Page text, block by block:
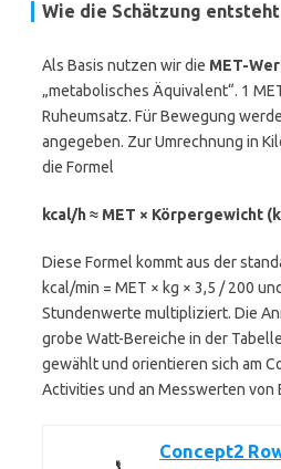
Wie die Schätzung entsteht
Als Basis nutzen wir die MET-
„metabolisches Äquivalent“. 1
Ruheumsatz. Für Bewegung
angegeben. Zur Umrechnung in
die Formel
kcal/h ≈ MET × Körpergewicht
Diese Formel kommt aus der
kcal/min = MET × kg × 3,5 / 200
Stundenwerte multipliziert. Die
grobe Watt-Bereiche in der
gewählt und orientieren sich am
Activities und an Messwerten von
Concept2